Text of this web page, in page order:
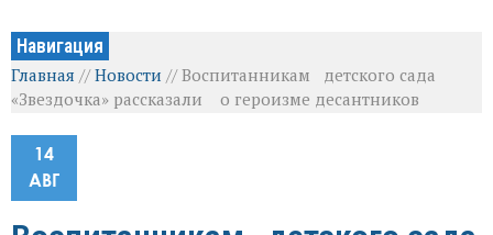
Навигация
Главная //Новости //Воспитанникам детского сада
«Звездочка» рассказали о героизме десантников
14
АВГ